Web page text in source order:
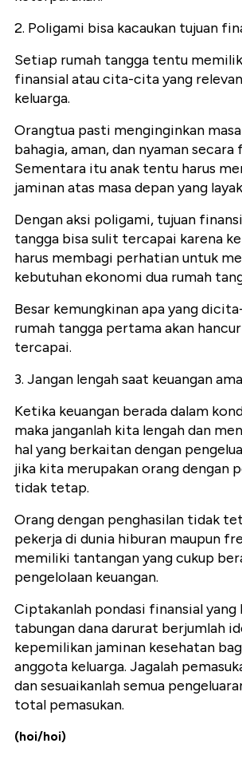
2. Poligami bisa kacaukan tujuan
Setiap rumah tangga tentu
finansial atau cita-cita yang
keluarga.
Orangtua pasti menginginkan
bahagia, aman, dan nyaman secara
Sementara itu anak tentu harus
jaminan atas masa depan yang
Dengan aksi poligami, tujuan
tangga bisa sulit tercapai karena
harus membagi perhatian untuk
kebutuhan ekonomi dua rumah
Besar kemungkinan apa yang
rumah tangga pertama akan
tercapai.
3. Jangan lengah saat keuangan
Ketika keuangan berada dalam
maka janganlah kita lengah dan
hal yang berkaitan dengan
jika kita merupakan orang dengan
tidak tetap.
Orang dengan penghasilan tidak
pekerja di dunia hiburan maupun
memiliki tantangan yang cukup
pengelolaan keuangan.
Ciptakanlah pondasi finansial yang
tabungan dana darurat berjumlah
kepemilikan jaminan kesehatan
anggota keluarga. Jagalah
dan sesuaikanlah semua
total pemasukan.
(hoi/hoi)